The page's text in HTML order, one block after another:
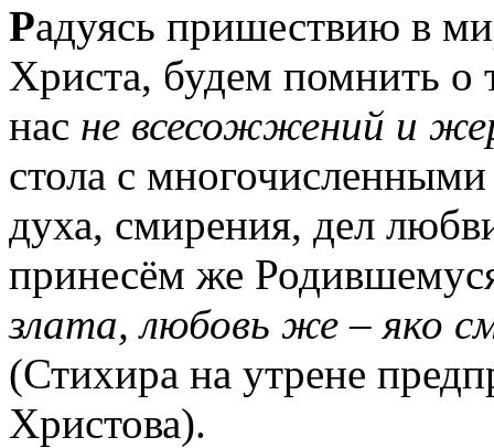
Радуясь пришествию в
Христа, будем помнить о
нас не всесожжений и
стола с
духа, смирения, дел
принесём же
злата, любовь же – яко
(Стихира на утрене
Христова).